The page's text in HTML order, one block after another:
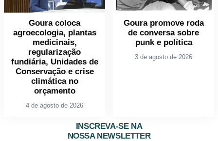
Goura coloca
agroecologia, plantas
medicinais,
regularização
fundiária, Unidades de
Conservação e crise
climática no
orçamento
4 de agosto de 2026
Goura promove roda
de conversa sobre
punk e política
3 de agosto de 2026
INSCREVA-SE NA
NOSSA NEWSLETTER